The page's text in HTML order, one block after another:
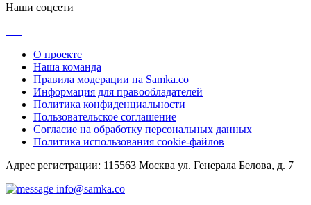
Наши соцсети
О проекте
Наша команда
Правила модерации на Samka.co
Информация для правообладателей
Политика конфиденциальности
Пользовательское соглашение
Согласие на обработку персональных данных
Политика использования cookie-файлов
Адрес регистрации: 115563 Москва ул. Генерала Белова, д. 7
info@samka.co